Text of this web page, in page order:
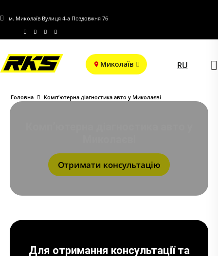
м. Миколаїв Вулиця 4-а Поздовжня 76
Миколаїв RU
Головна Комп’ютерна діагностика авто у Миколаєві
Отримати консультацію
Для отримання консультації та